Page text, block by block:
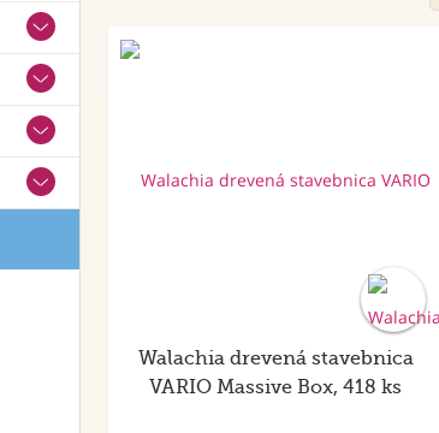
Walachia drevená stavebnica
VARIO Massive Box, 418 ks